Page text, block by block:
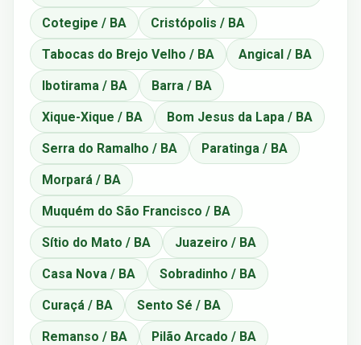
Cotegipe / BA Cristópolis / BA
Tabocas do Brejo Velho / BA Angical / BA
Ibotirama / BA Barra / BA
Xique-Xique / BA Bom Jesus da Lapa / BA
Serra do Ramalho / BA Paratinga / BA
Morpará / BA
Muquém do São Francisco / BA
Sítio do Mato / BA Juazeiro / BA
Casa Nova / BA Sobradinho / BA
Curaçá / BA Sento Sé / BA
Remanso / BA Pilão Arcado / BA